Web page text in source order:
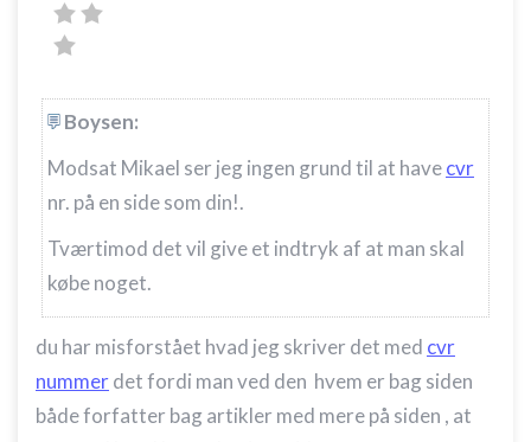
Boysen:
Modsat Mikael ser jeg ingen grund til at havecvr
nr. på en side som din!.
Tværtimod det vil give et indtryk af at man skal
købe noget.
du har misforstået hvad jeg skriver det med cvr
nummerdet fordi man ved den hvem er bag siden
både forfatter bag artikler med mere på siden , at